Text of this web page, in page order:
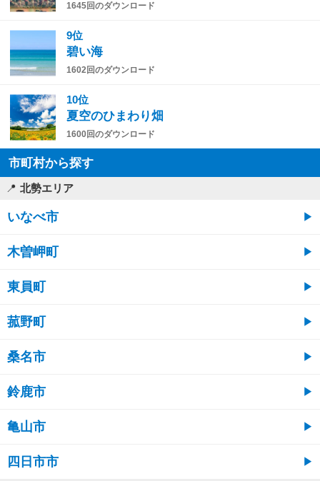
1645回のダウンロード
9位
碧い海
1602回のダウンロード
10位
夏空のひまわり畑
1600回のダウンロード
市町村から探す
北勢エリア
いなべ市
木曽岬町
東員町
菰野町
桑名市
鈴鹿市
亀山市
四日市市